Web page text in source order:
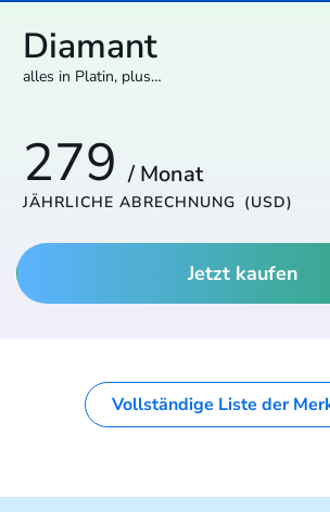
Diamant
alles in Platin, plus…
279 / Monat
JÄHRLICHE ABRECHNUNG (USD)
Jetzt kaufen
Vollständige Liste der